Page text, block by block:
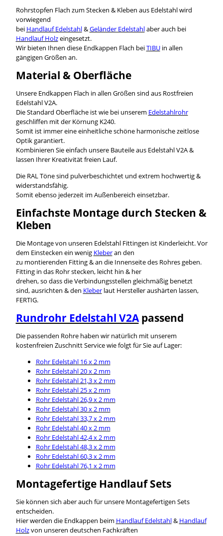
Rohrstopfen Flach zum Stecken & Kleben aus Edelstahl wird
vorwiegend
bei Handlauf Edelstahl&Geländer Edelstahlaber auch bei
Handlauf Holzeingesetzt.
Wir bieten Ihnen diese Endkappen Flach beiTIBUin allen
gängigen Größen an.
Material & Oberfläche
Unsere Endkappen Flach in allen Größen sind aus Rostfreien
Edelstahl V2A.
Die Standard Oberfläche ist wie bei unserem Edelstahlrohr
geschliffen mit der Körnung K240.
Somit ist immer eine einheitliche schöne harmonische zeitlose
Optik garantiert.
Kombinieren Sie einfach unsere Bauteile aus Edelstahl V2A &
lassen Ihrer Kreativität freien Lauf.
Die RAL Töne sind pulverbeschichtet und extrem hochwertig &
widerstandsfähig.
Somit ebenso jederzeit im Außenbereich einsetzbar.
Einfachste Montage durch Stecken &
Kleben
Die Montage von unseren Edelstahl Fittingen ist Kinderleicht. Vor
dem Einstecken ein wenig Kleberan den
zu montierenden Fitting & an die Innenseite des Rohres geben.
Fitting in das Rohr stecken, leicht hin & her
drehen, so dass die Verbindungsstellen gleichmäßig benetzt
sind, ausrichten & den Kleberlaut Hersteller aushärten lassen,
FERTIG.
Rundrohr Edelstahl V2Apassend
Die passenden Rohre haben wir natürlich mit unserem
kostenfreien Zuschnitt Service wie folgt für Sie auf Lager:
Rohr Edelstahl 16 x 2 mm
Rohr Edelstahl 20 x 2 mm
Rohr Edelstahl 21,3 x 2 mm
Rohr Edelstahl 25 x 2 mm
Rohr Edelstahl 26,9 x 2 mm
Rohr Edelstahl 30 x 2 mm
Rohr Edelstahl 33,7 x 2 mm
Rohr Edelstahl 40 x 2 mm
Rohr Edelstahl 42,4 x 2 mm
Rohr Edelstahl 48,3 x 2 mm
Rohr Edelstahl 60,3 x 2 mm
Rohr Edelstahl 76,1 x 2 mm
Montagefertige Handlauf Sets
Sie können sich aber auch für unsere Montagefertigen Sets
entscheiden.
Hier werden die Endkappen beim Handlauf Edelstahl& Handlauf
Holzvon unseren deutschen Fachkräften